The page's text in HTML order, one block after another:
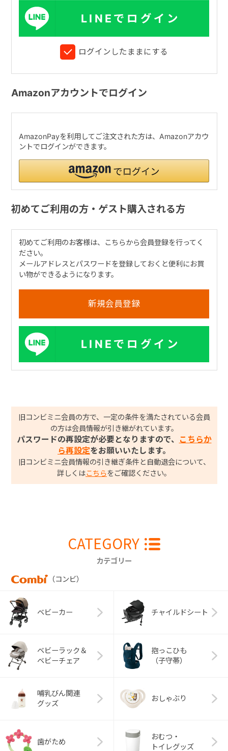
LINEでログイン
ログインしたままにする
Amazonアカウントでログイン
AmazonPayを利用してご注文された方は、Amazonアカウ
ントでログインができます。
初めてご利用の方・ゲスト購入される方
初めてご利用のお客様は、こちらから会員登録を行ってく
ださい。
メールアドレスとパスワードを登録しておくと便利にお買
い物ができるようになります。
LINEでログイン
旧コンビミニ会員の方で、一定の条件を満たされている会員
の方は会員情報が引き継がれています。
パスワードの再設定が必要となりますので、
こちらか
ら再設定をお願いいたします。
旧コンビミニ会員情報の引き継ぎ条件と自動退会について、
詳しくはこちら をご確認ください。
CATEGORY
カテゴリー
（コンビ）
ベビーカー チャイルドシート
ベビーラック＆
ベビーチェア
抱っこひも
（子守帯）
哺乳びん関連
グッズ
おしゃぶり
歯がため
おむつ・
トイレグッズ